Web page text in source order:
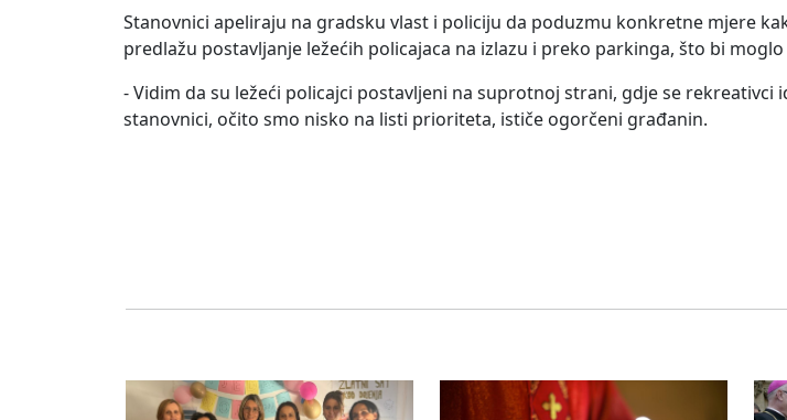
Stanovnici apeliraju na gradsku vlast i policiju da poduzmu konkretne mjere
predlažu postavljanje ležećih policajaca na izlazu i preko parkinga, što bi
- Vidim da su ležeći policajci postavljeni na suprotnoj strani, gdje se
stanovnici, očito smo nisko na listi prioriteta, ističe ogorčeni građanin.